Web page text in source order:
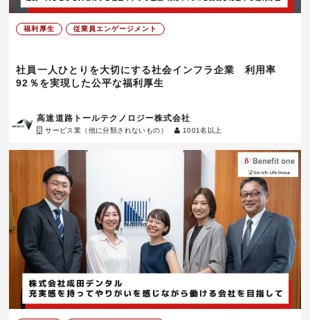
福利厚生 従業員エンゲージメント
社員一人ひとりを大切にする社会インフラ企業 利用率
92％を実現した公平な福利厚生
高速道路トールテクノロジー株式会社
サービス業（他に分類されないもの） 1001名以上